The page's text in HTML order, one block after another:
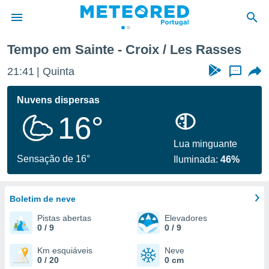
da
foi
fornecidas
a este
das
e
forma
digital
Tempo em Sainte - Croix / Les Rasses
21:41 Quinta ...
Nuvens dispersas
16°
Sensação de 16°
Lua minguante
Iluminada:46%
Boletim de neve
Pistas abertas
0 / 9
Elevadores
0 / 9
Km esquiáveis
0 / 20
Neve
0 cm